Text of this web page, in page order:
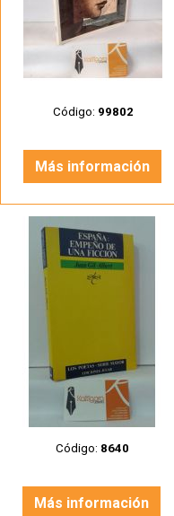
Código: 99802
Más información
Código: 8640
Más información